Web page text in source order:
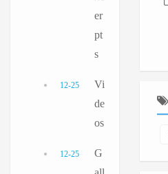
er
pt
s
Vi
de
os
12-25
G
12-25